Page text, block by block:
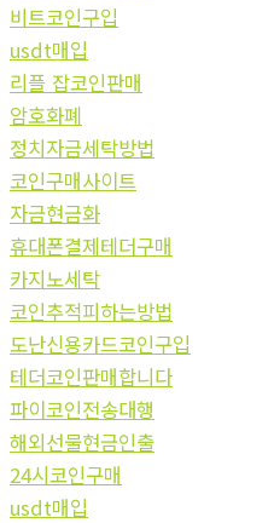
비트코인구입
usdt매입
리플 잡코인판매
암호화폐
정치자금세탁방법
코인구매사이트
자금현금화
휴대폰결제테더구매
카지노세탁
코인추적피하는방법
도난신용카드코인구입
테더코인판매합니다
파이코인전송대행
해외선물현금인출
24시코인구매
usdt매입